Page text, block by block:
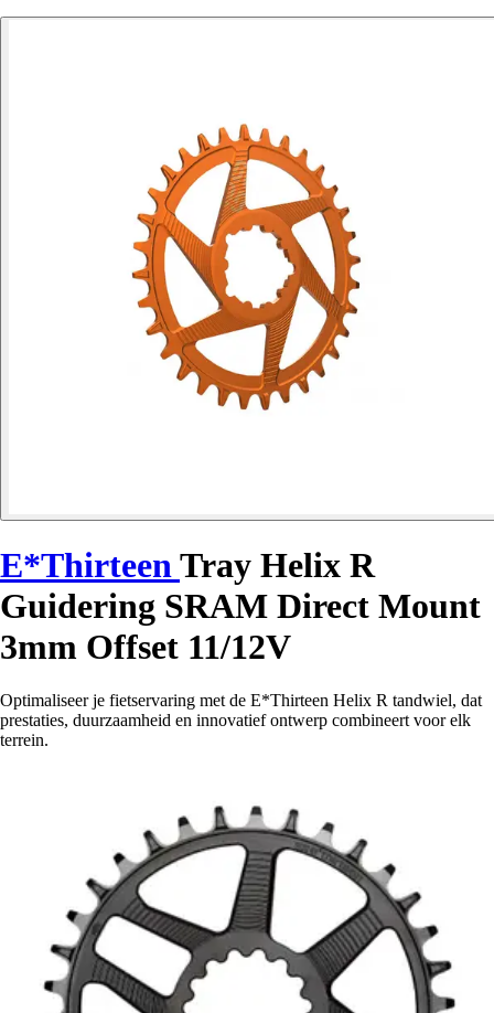
E*Thirteen Tray Helix R
Guidering SRAM Direct Mount
3mm Offset 11/12V
Optimaliseer je fietservaring met de E*Thirteen Helix R tandwiel, dat
prestaties, duurzaamheid en innovatief ontwerp combineert voor elk
terrein.